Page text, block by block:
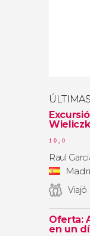
10,0
Raul
Viajó
Oferta:
en un